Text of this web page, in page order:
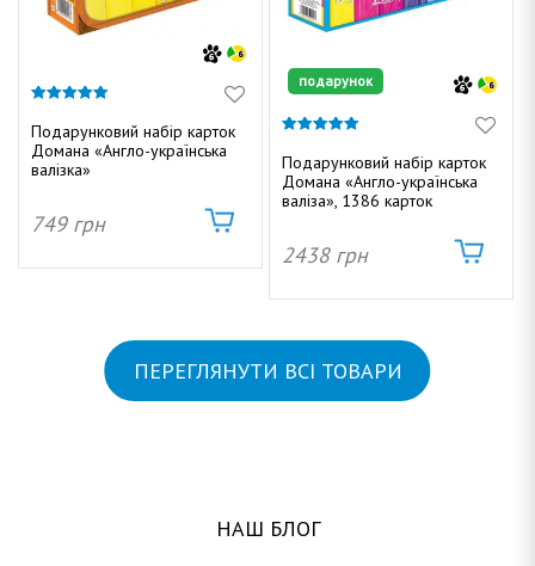
з 5
Подарунковий набір карток
Домана «Англо-українська
валізка»
749 грн
подарунок
з 5
Подарунковий набір карток
Домана «Англо-українська
валіза», 1386 карток
2438 грн
ПЕРЕГЛЯНУТИ ВСІ ТОВАРИ
НАШ БЛОГ